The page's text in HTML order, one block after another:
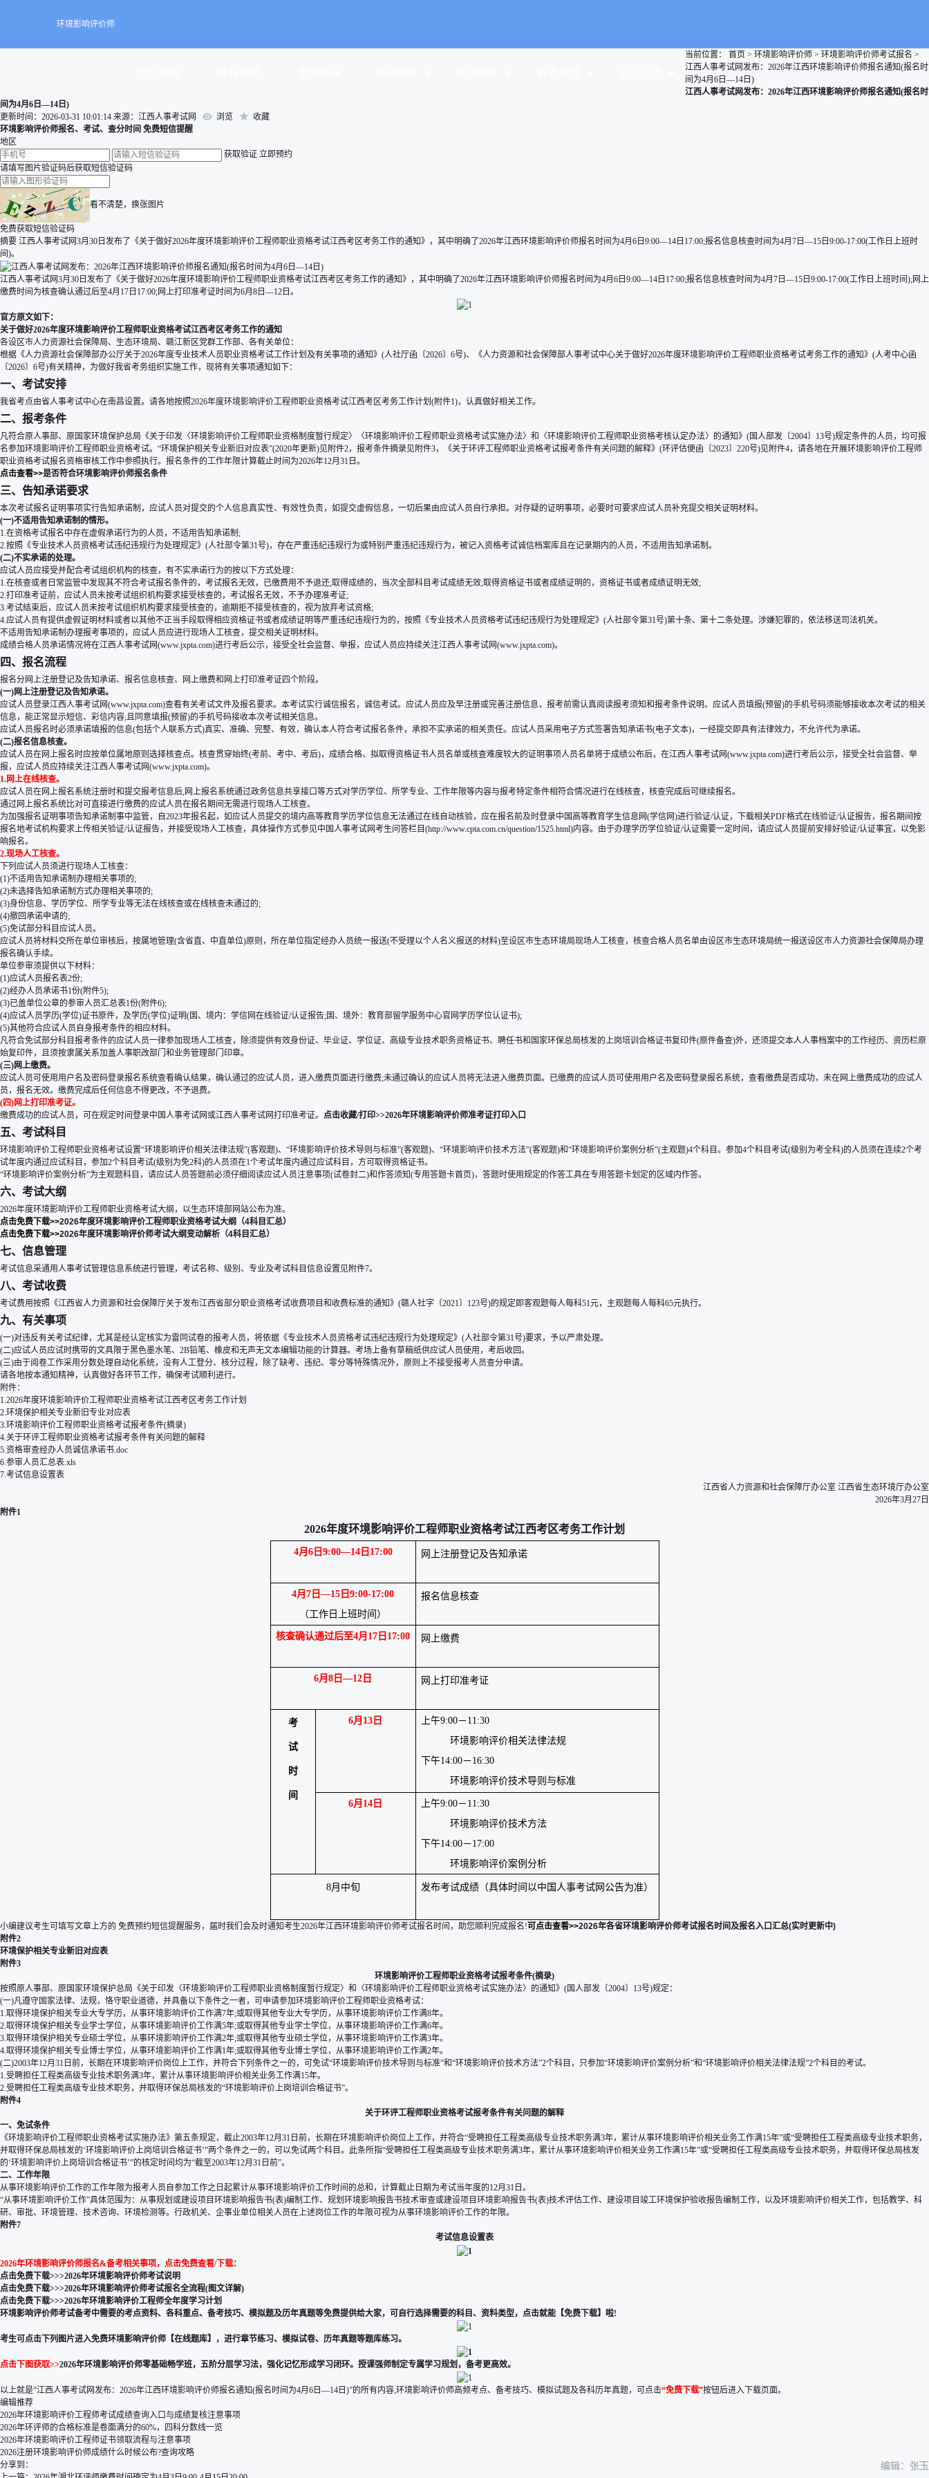
环境影响评价师
当前位置： 首页 > 环境影响评价师 > 环境影响评价师考试报名 >
江西人事考试网发布：2026年江西环境影响评价师报名通知(报名时
间为4月6日—14日)
江西人事考试网发布：2026年江西环境影响评价师报名通知(报名时
间为4月6日—14日)
更新时间：2026-03-31 10:01:14 来源：江西人事考试网 浏览
收藏
环境影响评价师报名、考试、查分时间 免费短信提醒
地区
获取验证 立即预约
请填写图片验证码后获取短信验证码
看不清楚，换张图片
免费获取短信验证码
摘要 江西人事考试网3月30日发布了《关于做好2026年度环境影响评价工程师职业资格考试江西考区考务工作的通知》，其中明确了2026年江西环境影响评价师报名时间为4月6日9:00—14日17:00;报名信息核查时间为4月7日—15日9:00-17:00(工作日上班时
间)。
江西人事考试网3月30日发布了《关于做好2026年度环境影响评价工程师职业资格考试江西考区考务工作的通知》，其中明确了2026年江西环境影响评价师报名时间为4月6日9:00—14日17:00;报名信息核查时间为4月7日—15日9:00-17:00(工作日上班时间);网上
缴费时间为核查确认通过后至4月17日17:00;网上打印准考证时间为6月8日—12日。
官方原文如下：
关于做好2026年度环境影响评价工程师职业资格考试江西考区考务工作的通知
各设区市人力资源社会保障局、生态环境局、赣江新区党群工作部、各有关单位：
根据《人力资源社会保障部办公厅关于2026年度专业技术人员职业资格考试工作计划及有关事项的通知》(人社厅函〔2026〕6号)、《人力资源和社会保障部人事考试中心关于做好2026年度环境影响评价工程师职业资格考试考务工作的通知》(人考中心函
〔2026〕6号)有关精神，为做好我省考务组织实施工作，现将有关事项通知如下：
一、考试安排
我省考点由省人事考试中心在南昌设置。请各地按照2026年度环境影响评价工程师职业资格考试江西考区考务工作计划(附件1)，认真做好相关工作。
二、报考条件
凡符合原人事部、原国家环境保护总局《关于印发〈环境影响评价工程师职业资格制度暂行规定〉〈环境影响评价工程师职业资格考试实施办法〉和〈环境影响评价工程师职业资格考核认定办法〉的通知》(国人部发〔2004〕13号)规定条件的人员，均可报
名参加环境影响评价工程师职业资格考试。“环境保护相关专业新旧对应表”(2020年更新)见附件2，报考条件摘录见附件3，《关于环评工程师职业资格考试报考条件有关问题的解释》(环评估便函〔2023〕220号)见附件4，请各地在开展环境影响评价工程师
职业资格考试报名资格审核工作中参照执行。报名条件的工作年限计算截止时间为2026年12月31日。
点击查看>>是否符合环境影响评价师报名条件
三、告知承诺要求
本次考试报名证明事项实行告知承诺制，应试人员对提交的个人信息真实性、有效性负责，如提交虚假信息，一切后果由应试人员自行承担。对存疑的证明事项，必要时可要求应试人员补充提交相关证明材料。
(一)不适用告知承诺制的情形。
1.在资格考试报名中存在虚假承诺行为的人员，不适用告知承诺制;
2.按照《专业技术人员资格考试违纪违规行为处理规定》(人社部令第31号)，存在严重违纪违规行为或特别严重违纪违规行为，被记入资格考试诚信档案库且在记录期内的人员，不适用告知承诺制。
(二)不实承诺的处理。
应试人员应接受并配合考试组织机构的核查，有不实承诺行为的按以下方式处理：
1.在核查或者日常监管中发现其不符合考试报名条件的，考试报名无效，已缴费用不予退还;取得成绩的，当次全部科目考试成绩无效;取得资格证书或者成绩证明的，资格证书或者成绩证明无效;
2.打印准考证前，应试人员未按考试组织机构要求接受核查的，考试报名无效，不予办理准考证;
3.考试结束后，应试人员未按考试组织机构要求接受核查的，逾期拒不接受核查的，视为放弃考试资格;
4.应试人员有提供虚假证明材料或者以其他不正当手段取得相应资格证书或者成绩证明等严重违纪违规行为的，按照《专业技术人员资格考试违纪违规行为处理规定》(人社部令第31号)第十条、第十二条处理。涉嫌犯罪的，依法移送司法机关。
不适用告知承诺制办理报考事项的，应试人员应进行现场人工核查，提交相关证明材料。
成绩合格人员承诺情况将在江西人事考试网(www.jxpta.com)进行考后公示，接受全社会监督、举报，应试人员应持续关注江西人事考试网(www.jxpta.com)。
四、报名流程
报名分网上注册登记及告知承诺、报名信息核查、网上缴费和网上打印准考证四个阶段。
(一)网上注册登记及告知承诺。
应试人员登录江西人事考试网(www.jxpta.com)查看有关考试文件及报名要求。本考试实行诚信报名，诚信考试。应试人员应及早注册或完善注册信息，报考前需认真阅读报考须知和报考条件说明。应试人员填报(预留)的手机号码须能够接收本次考试的相关
信息，能正常显示短信、彩信内容;且同意填报(预留)的手机号码接收本次考试相关信息。
应试人员报名时必须承诺填报的信息(包括个人联系方式)真实、准确、完整、有效，确认本人符合考试报名条件，承担不实承诺的相关责任。应试人员采用电子方式签署告知承诺书(电子文本)，一经提交即具有法律效力，不允许代为承诺。
(二)报名信息核查。
应试人员在网上报名时应按单位属地原则选择核查点。核查贯穿始终(考前、考中、考后)，成绩合格、拟取得资格证书人员名单或核查难度较大的证明事项人员名单将于成绩公布后，在江西人事考试网(www.jxpta.com)进行考后公示，接受全社会监督、举
报，应试人员应持续关注江西人事考试网(www.jxpta.com)。
1.网上在线核查。
应试人员在网上报名系统注册时和提交报考信息后,网上报名系统通过政务信息共享接口等方式对学历学位、所学专业、工作年限等内容与报考特定条件相符合情况进行在线核查，核查完成后可继续报名。
通过网上报名系统比对可直接进行缴费的应试人员在报名期间无需进行现场人工核查。
为加强报名证明事项告知承诺制事中监管，自2023年报名起，如应试人员提交的境内高等教育学历学位信息无法通过在线自动核验，应在报名前及时登录中国高等教育学生信息网(学信网)进行验证/认证，下载相关PDF格式在线验证/认证报告，报名期间按
报名地考试机构要求上传相关验证/认证报告，并接受现场人工核查，具体操作方式参见中国人事考试网考生问答栏目(http://www.cpta.com.cn/question/1525.html)内容。由于办理学历学位验证/认证需要一定时间，请应试人员提前安排好验证/认证事宜，以免影
响报名。
2.现场人工核查。
下列应试人员须进行现场人工核查：
(1)不适用告知承诺制办理相关事项的;
(2)未选择告知承诺制方式办理相关事项的;
(3)身份信息、学历学位、所学专业等无法在线核查或在线核查未通过的;
(4)撤回承诺申请的;
(5)免试部分科目应试人员。
应试人员将材料交所在单位审核后，按属地管理(含省直、中直单位)原则，所在单位指定经办人员统一报送(不受理以个人名义报送的材料)至设区市生态环境局现场人工核查，核查合格人员名单由设区市生态环境局统一报送设区市人力资源社会保障局办理
报名确认手续。
单位参审须提供以下材料：
(1)应试人员报名表2份;
(2)经办人员承诺书1份(附件5);
(3)已盖单位公章的参审人员汇总表1份(附件6);
(4)应试人员学历(学位)证书原件，及学历(学位)证明(国、境内：学信网在线验证/认证报告;国、境外：教育部留学服务中心官网学历学位认证书);
(5)其他符合应试人员自身报考条件的相应材料。
凡符合免试部分科目报考条件的应试人员一律参加现场人工核查，除须提供有效身份证、毕业证、学位证、高级专业技术职务资格证书、聘任书和国家环保总局核发的上岗培训合格证书复印件(原件备查)外，还须提交本人人事档案中的工作经历、资历栏原
始复印件，且须按隶属关系加盖人事职改部门和业务管理部门印章。
(三)网上缴费。
应试人员可使用用户名及密码登录报名系统查看确认结果，确认通过的应试人员，进入缴费页面进行缴费;未通过确认的应试人员将无法进入缴费页面。已缴费的应试人员可使用用户名及密码登录报名系统，查看缴费是否成功，未在网上缴费成功的应试人
员，报名无效。缴费完成后任何信息不得更改，不予退费。
(四)网上打印准考证。
缴费成功的应试人员，可在规定时间登录中国人事考试网或江西人事考试网打印准考证。 点击收藏/打印>>2026年环境影响评价师准考证打印入口
五、考试科目
环境影响评价工程师职业资格考试设置“环境影响评价相关法律法规”(客观题)、“环境影响评价技术导则与标准”(客观题)、“环境影响评价技术方法”(客观题)和“环境影响评价案例分析”(主观题)4个科目。参加4个科目考试(级别为考全科)的人员须在连续2个考
试年度内通过应试科目，参加2个科目考试(级别为免2科)的人员须在1个考试年度内通过应试科目，方可取得资格证书。
“环境影响评价案例分析”为主观题科目，请应试人员答题前必须仔细阅读应试人员注意事项(试卷封二)和作答须知(专用答题卡首页)，答题时使用规定的作答工具在专用答题卡划定的区域内作答。
六、考试大纲
2026年度环境影响评价工程师职业资格考试大纲，以生态环境部网站公布为准。
点击免费下载>>2026年度环境影响评价工程师职业资格考试大纲（4科目汇总）
点击免费下载>>2026年度环境影响评价师考试大纲变动解析（4科目汇总）
七、信息管理
考试信息采通用人事考试管理信息系统进行管理，考试名称、级别、专业及考试科目信息设置见附件7。
八、考试收费
考试费用按照《江西省人力资源和社会保障厅关于发布江西省部分职业资格考试收费项目和收费标准的通知》(赣人社字〔2021〕123号)的规定即客观题每人每科51元，主观题每人每科65元执行。
九、有关事项
(一)对违反有关考试纪律，尤其是经认定核实为雷同试卷的报考人员，将依据《专业技术人员资格考试违纪违规行为处理规定》(人社部令第31号)要求，予以严肃处理。
(二)应试人员应试时携带的文具限于黑色墨水笔、2B铅笔、橡皮和无声无文本编辑功能的计算器。考场上备有草稿纸供应试人员使用，考后收回。
(三)由于阅卷工作采用分数处理自动化系统，没有人工登分、核分过程，除了缺考、违纪、零分等特殊情况外，原则上不接受报考人员查分申请。
请各地按本通知精神，认真做好各环节工作，确保考试顺利进行。
附件：
1.2026年度环境影响评价工程师职业资格考试江西考区考务工作计划
2.环境保护相关专业新旧专业对应表
3.环境影响评价工程师职业资格考试报考条件(摘录)
4.关于环评工程师职业资格考试报考条件有关问题的解释
5.资格审查经办人员诚信承诺书.doc
6.参审人员汇总表.xls
7.考试信息设置表
江西省人力资源和社会保障厅办公室 江西省生态环境厅办公室
2026年3月27日
附件1
2026年度环境影响评价工程师职业资格考试江西考区考务工作计划
4月 6日 9:00—14日 17:00 网上注册登记及告知承诺
4月 7 日 —15 日 9:00-17:00
（工作日 上班时间）
报名信息核查
核查确认通过后至4月 17 日 17:00 网上缴费
6月 8 日 —12 日 网上打印准考证
考
试
时
间
6月 13 日 上午9:00－11:30
环境影响评价相关法律法规
下午14:00－16:30
环境影响评价技术导则与标准
6月 14 日 上午9:00－11:30
环境影响评价技术方法
下午14:00－17:00
环境影响评价案例分析
8月中旬 发布考试成绩（具体时间以中国人事考试网公告为准）
小编建议考生可填写文章上方的 免费预约短信提醒服务，届时我们会及时通知考生2026年江西环境影响评价师考试报名时间，助您顺利完成报名!可点击查看>>2026年各省环境影响评价师考试报名时间及报名入口汇总(实时更新中)
附件2
环境保护相关专业新旧对应表
附件3
环境影响评价工程师职业资格考试报考条件(摘录)
按照原人事部、原国家环境保护总局《关于印发〈环境影响评价工程师职业资格制度暂行规定〉和〈环境影响评价工程师职业资格考试实施办法〉的通知》(国人部发〔2004〕13号)规定：
(一)凡遵守国家法律、法规，恪守职业道德，并具备以下条件之一者，可申请参加环境影响评价工程师职业资格考试：
1.取得环境保护相关专业大专学历，从事环境影响评价工作满7年;或取得其他专业大专学历，从事环境影响评价工作满8年。
2.取得环境保护相关专业学士学位，从事环境影响评价工作满5年;或取得其他专业学士学位，从事环境影响评价工作满6年。
3.取得环境保护相关专业硕士学位，从事环境影响评价工作满2年;或取得其他专业硕士学位，从事环境影响评价工作满3年。
4.取得环境保护相关专业博士学位，从事环境影响评价工作满1年;或取得其他专业博士学位，从事环境影响评价工作满2年。
(二)2003年12月31日前，长期在环境影响评价岗位上工作，并符合下列条件之一的，可免试“环境影响评价技术导则与标准”和“环境影响评价技术方法”2个科目，只参加“环境影响评价案例分析”和“环境影响评价相关法律法规”2个科目的考试。
1.受聘担任工程类高级专业技术职务满3年，累计从事环境影响评价相关业务工作满15年。
2.受聘担任工程类高级专业技术职务，并取得环保总局核发的“环境影响评价上岗培训合格证书”。
附件4
关于环评工程师职业资格考试报考条件有关问题的解释
一、免试条件
《环境影响评价工程师职业资格考试实施办法》第五条规定，截止2003年12月31日前，长期在环境影响评价岗位上工作，并符合“受聘担任工程类高级专业技术职务满3年，累计从事环境影响评价相关业务工作满15年”或“受聘担任工程类高级专业技术职务，
并取得环保总局核发的‘环境影响评价上岗培训合格证书’”两个条件之一的，可以免试两个科目。此条所指“受聘担任工程类高级专业技术职务满3年，累计从事环境影响评价相关业务工作满15年”或“受聘担任工程类高级专业技术职务，并取得环保总局核发
的‘环境影响评价上岗培训合格证书’”的核定时间均为“截至2003年12月31日前”。
二、工作年限
从事环境影响评价工作的工作年限为报考人员自参加工作之日起累计从事环境影响评价工作时间的总和，计算截止日期为考试当年度的12月31日。
“从事环境影响评价工作”具体范围为：从事规划或建设项目环境影响报告书(表)编制工作、规划环境影响报告书技术审查或建设项目环境影响报告书(表)技术评估工作、建设项目竣工环境保护验收报告编制工作，以及环境影响评价相关工作，包括教学、科
研、审批、环境管理、技术咨询、环境检测等。行政机关、企事业单位相关人员在上述岗位工作的年限可视为从事环境影响评价工作的年限。
附件7
考试信息设置表
2026年环境影响评价师报名&备考相关事项，点击免费查看/下载：
点击免费下载>>>2026年环境影响评价师考试说明
点击免费下载>>>2026年环境影响评价师考试报名全流程(图文详解)
点击免费下载>>>2026年环境影响评价工程师全年度学习计划
环境影响评价师考试备考中需要的考点资料、各科重点、备考技巧、模拟题及历年真题等免费提供给大家，可自行选择需要的科目、资料类型，点击就能【免费下载】啦!
考生可点击下列图片进入免费环境影响评价师 【在线题库】 ，进行章节练习、模拟试卷、历年真题等题库练习。
点击下图获取>>2026年环境影响评价师零基础畅学班，五阶分层学习法，强化记忆形成学习闭环。授课强师制定专属学习规划，备考更高效。
以上就是“江西人事考试网发布：2026年江西环境影响评价师报名通知(报名时间为4月6日—14日)”的所有内容,环境影响评价师高频考点、备考技巧、模拟试题及各科历年真题，可点击“免费下载”按钮后进入下载页面。
编辑推荐
2026年环境影响评价工程师考试成绩查询入口与成绩复核注意事项
2026年环评师的合格标准是卷面满分的60%，四科分数线一览
2026年环境影响评价工程师证书领取流程与注意事项
2026注册环境影响评价师成绩什么时候公布?查询攻略
分享到：
编辑：张玉